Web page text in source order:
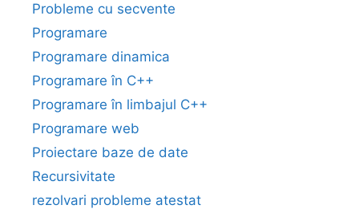
Probleme cu secvente
Programare
Programare dinamica
Programare în C++
Programare în limbajul C++
Programare web
Proiectare baze de date
Recursivitate
rezolvari probleme atestat